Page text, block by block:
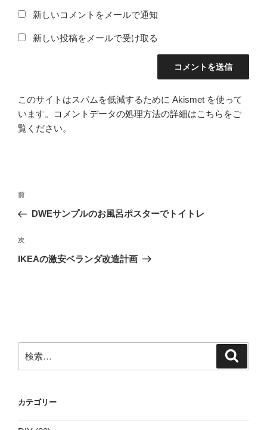
新しいコメントをメールで通知
新しい投稿をメールで受け取る
このサイトはスパムを低減するために Akismet を使って
います。
コメントデータの処理方法の詳細はこちらをご
覧ください。
投
ナ
ビ
ゲ
前
の
稿
前
DWEサンプルのお風呂ポスターでトイトレ
次
の
次
IKEAの激安ベランダ改造計画
索:
カテゴリー